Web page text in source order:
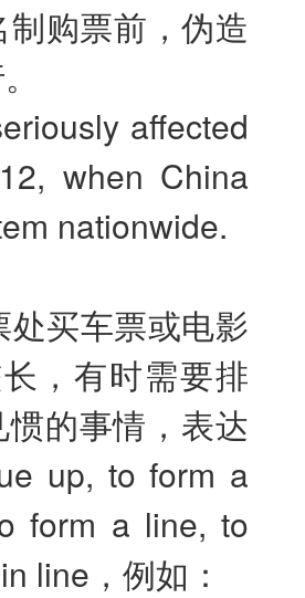
购票前，伪造
affected
when China
nationwide.
买车票或电影
，有时需要排
惯的事情，表达
up, to form a
form a line, to
line，例如：